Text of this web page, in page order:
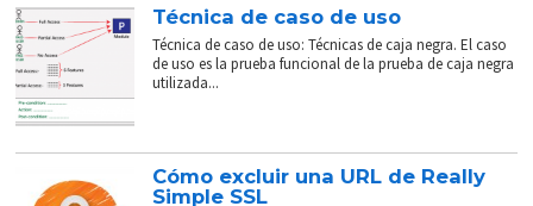
Técnica de caso de uso
Técnica de caso de uso: Técnicas de caja negra. El caso
de uso es la prueba funcional de la prueba de caja negra
utilizada...
Cómo excluir una URL de Really
Simple SSL